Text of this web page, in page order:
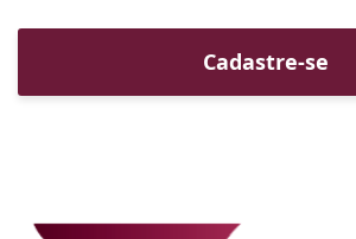
Cadastre-se